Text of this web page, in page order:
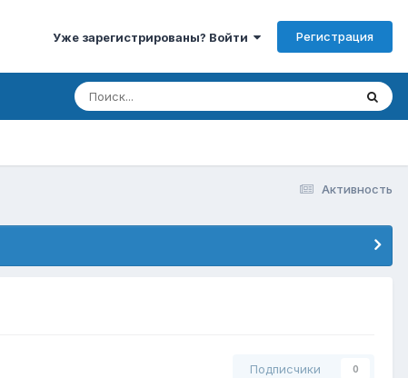
Уже зарегистрированы? Войти Регистрация
Активность
Подписчики 0